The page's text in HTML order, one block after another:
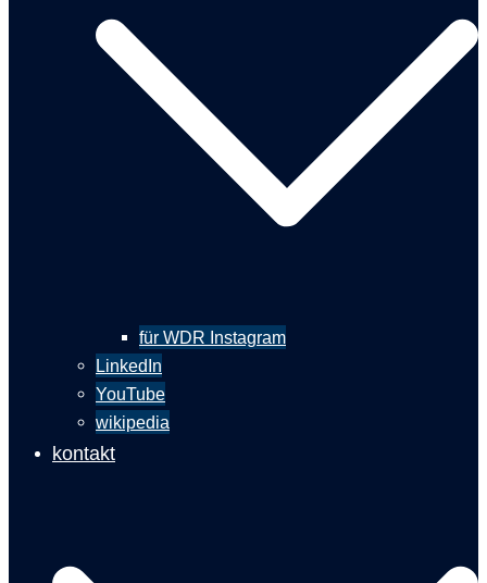
für WDR Instagram
LinkedIn
YouTube
wikipedia
kontakt